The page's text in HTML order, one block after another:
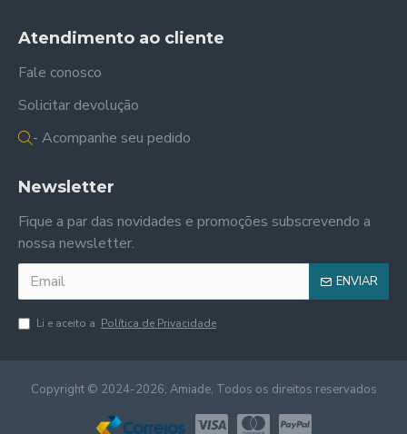
Atendimento ao cliente
Fale conosco
Solicitar devolução
- Acompanhe seu pedido
Newsletter
Fique a par das novidades e promoções subscrevendo a
nossa newsletter.
ENVIAR
Li e aceito a Política de Privacidade
Copyright © 2024-2026, Amiade, Todos os direitos reservados